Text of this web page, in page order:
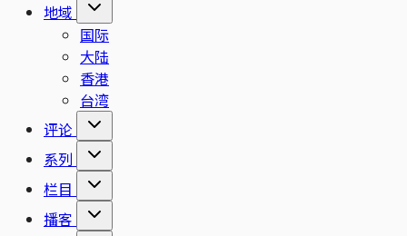
地域
国际
大陆
香港
台湾
评论
系列
栏目
播客